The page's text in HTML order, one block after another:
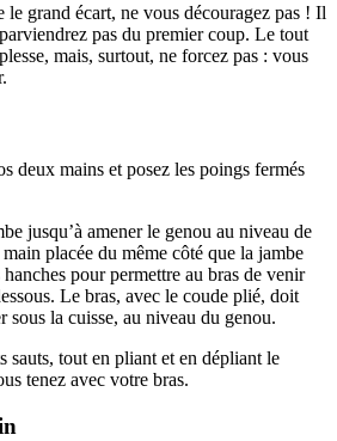
le grand écart, ne vous découragez pas ! Il
pas du premier coup. Le tout
mais, surtout, ne forcez pas : vous
deux mains et posez les poings fermés
jusqu’à amener le genou au niveau de
placée du même côté que la jambe
pour permettre au bras de venir
Le bras, avec le coude plié, doit
sous la cuisse, au niveau du genou.
sauts, tout en pliant et en dépliant le
tenez avec votre bras.